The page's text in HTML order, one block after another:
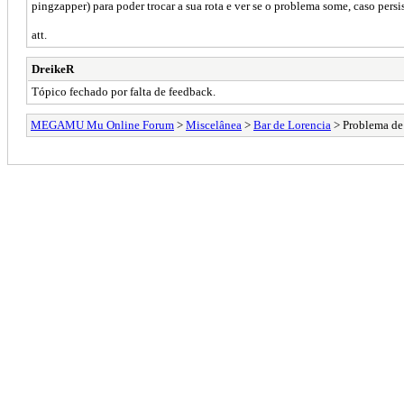
pingzapper) para poder trocar a sua rota e ver se o problema some, caso
att.
DreikeR
Tópico fechado por falta de feedback.
MEGAMU Mu Online Forum > Miscelânea > Bar de Lorencia > Problema